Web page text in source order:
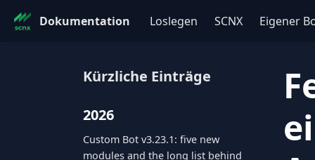
Dokumentation Loslegen SCNX Eigener
Kürzliche Einträge
2026
Custom Bot v3.23.1: five new
modules and the long list behind